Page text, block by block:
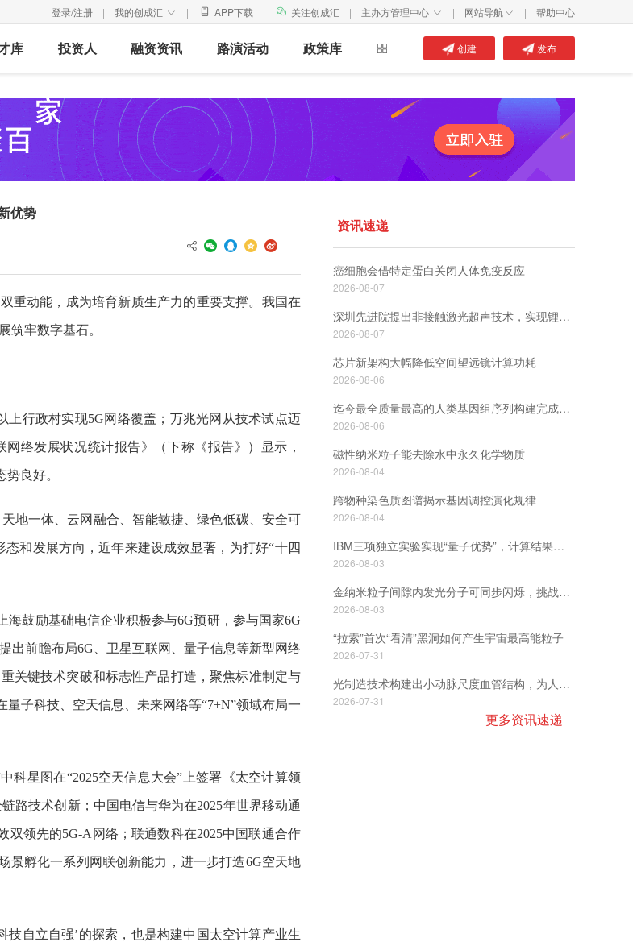
登录/注册 | 我的创成汇  | APP下载 | 关注创成汇 | 主办方管理中心  | 网站导航  | 帮助中心
库 投资人 融资资讯 路演活动 政策库 创建 发布
优势
重动能，成为培育新质生产力的重要支撑。我国在
筑牢数字基石。
行政村实现5G网络覆盖；万兆光网从技术试点迈
络发展状况统计报告》（下称《报告》）显示，
良好。
一体、云网融合、智能敏捷、绿色低碳、安全可
和发展方向，近年来建设成效显著，为打好“十四
鼓励基础电信企业积极参与6G预研，参与国家6G
出前瞻布局6G、卫星互联网、量子信息等新型网络
关键技术突破和标志性产品打造，聚焦标准制定与
子科技、空天信息、未来网络等“7+N”领域布局一
星图在“2025空天信息大会”上签署《太空计算领
路技术创新；中国电信与华为在2025年世界移动通
双领先的5G-A网络；联通数科在2025中国联通合作
景孵化一系列网联创新能力，进一步打造6G空天地
自立自强’的探索，也是构建中国太空计算产业生
资讯速递
癌细胞会借特定蛋白关闭人体免疫反应
2026-08-07
深圳先进院提出非接触激光超声技术，实现锂电池SoC/SoH实时监测
2026-08-07
芯片新架构大幅降低空间望远镜计算功耗
2026-08-06
迄今最全质量最高的人类基因组序列构建完成，标志着个性化基因组学迈入新阶段
2026-08-06
磁性纳米粒子能去除水中永久化学物质
2026-08-04
跨物种染色质图谱揭示基因调控演化规律
2026-08-04
IBM三项独立实验实现“量子优势”，计算结果可获验证
2026-08-03
金纳米粒子间隙内发光分子可同步闪烁，挑战了关于光学相干性如何形成的长期假设
2026-08-03
“拉索”首次“看清”黑洞如何产生宇宙最高能粒子
2026-07-31
光制造技术构建出小动脉尺度血管结构，为人工组织和器官研发提供新技术路径
2026-07-31
更多资讯速递